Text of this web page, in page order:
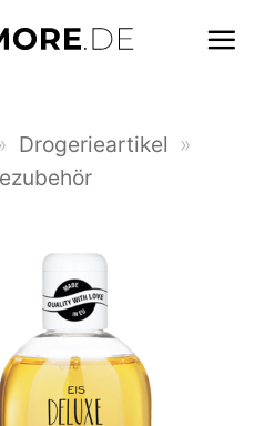
Drogerieartikel »